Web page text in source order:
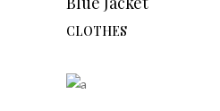
CLOTHES